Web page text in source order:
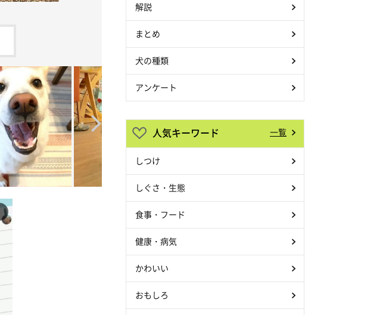
解説
まとめ
犬の種類
アンケート
人気キーワード 一覧
しつけ
しぐさ・生態
食事・フード
健康・病気
かわいい
おもしろ